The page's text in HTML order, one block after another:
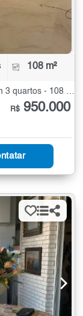
108 m²
Apartamento à Venda no Canto do Forte com 3 quartos - 108 m²
R$ 950.000